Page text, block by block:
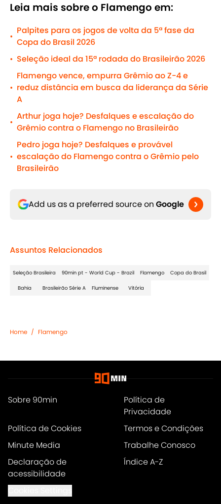
Leia mais sobre o Flamengo em:
•
Palpites para os jogos de volta da 5ª fase da
Copa do Brasil 2026
• Seleção ideal da 15ª rodada do Brasileirão 2026
•
Flamengo vence, empurra Grêmio ao Z-4 e
reduz distância em busca da liderança da Série
A
•
Arthur joga hoje? Desfalques e escalação do
Grêmio contra o Flamengo no Brasileirão
•
Pedro joga hoje? Desfalques e provável
escalação do Flamengo contra o Grêmio pelo
Brasileirão
Add us as a preferred source on Google
Assuntos Relacionados
Seleção Brasileira 90min pt - World Cup - Brazil Flamengo Copa do Brasil
Bahia Brasileirão Série A Fluminense Vitória
Home / Flamengo
Sobre 90min
Política de
Privacidade
Política de Cookies
Termos e Condições
Minute Media
Trabalhe Conosco
Declaração de
acessibilidade
Índice A-Z